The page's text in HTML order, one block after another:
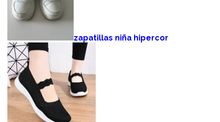
zapatillas niña hipercor